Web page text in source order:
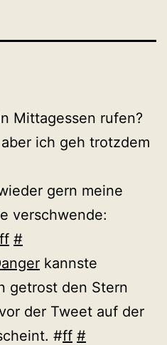
Mittagessen rufen?
ich geh trotzdem
gern meine
verschwende:
ff #
kannste
getrost den Stern
der Tweet auf der
#ff #